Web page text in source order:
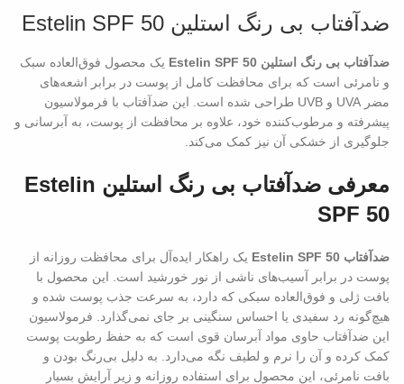
ضدآفتاب بی رنگ استلین Estelin SPF 50
ضدآفتاب بی رنگ استلین Estelin SPF 50
یک محصول فوق‌العاده سبک
و نامرئی است که برای محافظت کامل از پوست در برابر اشعه‌های
مضر UVA و UVB طراحی شده است. این ضدآفتاب با فرمولاسیون
پیشرفته و مرطوب‌کننده خود، علاوه بر محافظت از پوست، به آبرسانی و
جلوگیری از خشکی آن نیز کمک می‌کند.
معرفی ضدآفتاب بی رنگ استلین Estelin
SPF 50
ضدآفتاب Estelin SPF 50
یک راهکار ایده‌آل برای محافظت روزانه از
پوست در برابر آسیب‌های ناشی از نور خورشید است. این محصول با
بافت ژلی و فوق‌العاده سبکی که دارد، به سرعت جذب پوست شده و
هیچ‌گونه رد سفیدی یا احساس سنگینی بر جای نمی‌گذارد. فرمولاسیون
این ضدآفتاب حاوی مواد آبرسان قوی است که به حفظ رطوبت پوست
کمک کرده و آن را نرم و لطیف نگه می‌دارد. به دلیل بی‌رنگ بودن و
بافت نامرئی، این محصول برای استفاده روزانه و زیر آرایش بسیار